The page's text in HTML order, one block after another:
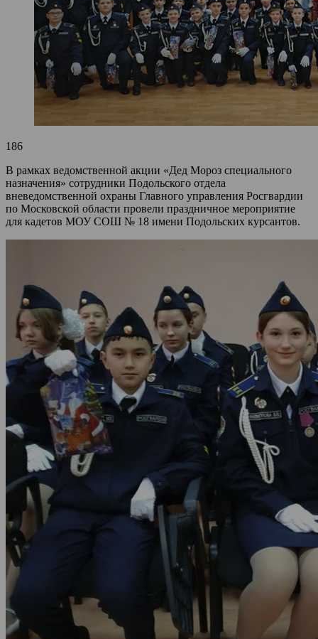
186
В рамках ведомственной акции «Дед Мороз специального
назначения» сотрудники Подольского отдела
вневедомственной охраны Главного управления Росгвардии
по Московской области провели праздничное мероприятие
для кадетов МОУ СОШ № 18 имени Подольских курсантов.